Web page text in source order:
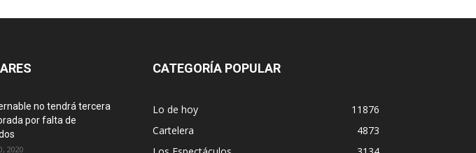
no tendrá tercera
por falta de
2020
CATEGORÍA POPULAR
Lo de hoy
11876
Cartelera
4873